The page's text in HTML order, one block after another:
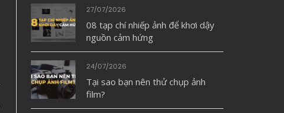
27/07/2026
08 tạp chí nhiếp ảnh để khơi dậy
nguồn cảm hứng
24/07/2026
Tại sao bạn nên thử chụp ảnh
film?